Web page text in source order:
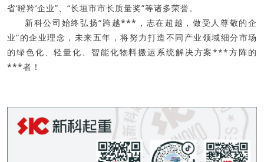
省‘瞪羚’企业”、“长垣市市长质量奖”等诸多荣誉。
新科公司始终弘扬“跨越***，志在超越，做受人尊敬的企
业”的企业理念，未来五年，将努力打造不同产业领域细分市场
的绿色化、轻量化、智能化物料搬运系统解决方案***方阵的
***者！